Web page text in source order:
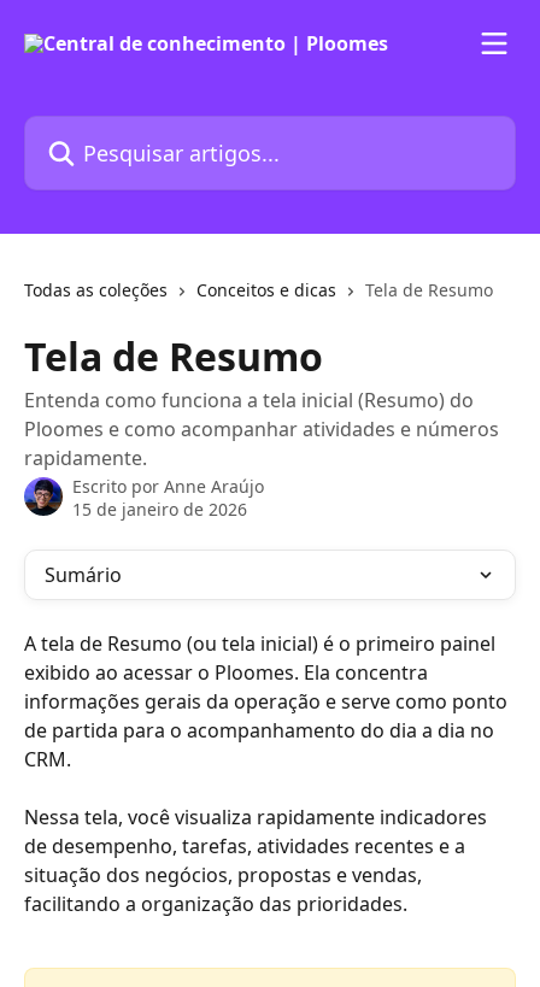
Pesquisar artigos...
Todas as coleções Conceitos e dicas Tela de Resumo
Tela de Resumo
Entenda como funciona a tela inicial (Resumo) do
Ploomes e como acompanhar atividades e números
rapidamente.
Escrito por Anne Araújo
15 de janeiro de 2026
Sumário
A tela de Resumo (ou tela inicial) é o primeiro painel
exibido ao acessar o Ploomes. Ela concentra
informações gerais da operação e serve como ponto
de partida para o acompanhamento do dia a dia no
CRM.
Nessa tela, você visualiza rapidamente indicadores
de desempenho, tarefas, atividades recentes e a
situação dos negócios, propostas e vendas,
facilitando a organização das prioridades.